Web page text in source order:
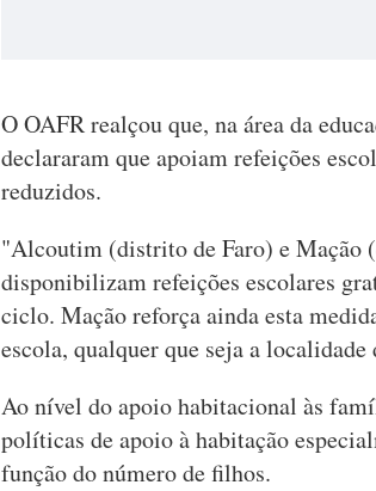
O OAFR realçou que, na área da
declararam que apoiam refeições
reduzidos.
"Alcoutim (distrito de Faro) e Mação
disponibilizam refeições escolares
ciclo. Mação reforça ainda esta
escola, qualquer que seja a
Ao nível do apoio habitacional às
políticas de apoio à habitação
função do número de filhos.